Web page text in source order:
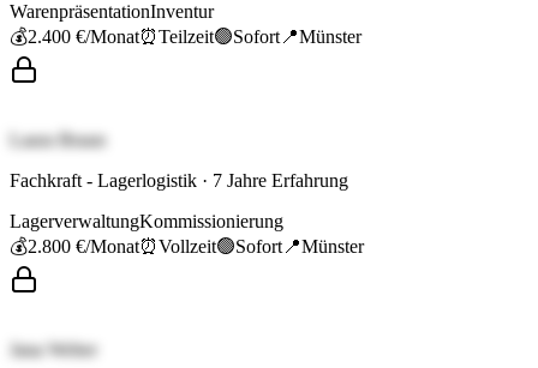
WarenpräsentationInventur
💰2.400 €/Monat⏰Teilzeit🟢Sofort 📍Münster
Laura Braun
Fachkraft - Lagerlogistik · 7 Jahre Erfahrung
LagerverwaltungKommissionierung
💰2.800 €/Monat⏰Vollzeit🟢Sofort 📍Münster
Jana Weber